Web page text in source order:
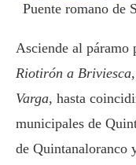
Puente romano de
Asciende al páramo
Riotirón a Briviesca
Varga, hasta
municipales de
de Quintanaloranco